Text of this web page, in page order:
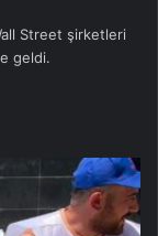
Street şirketleri
geldi.